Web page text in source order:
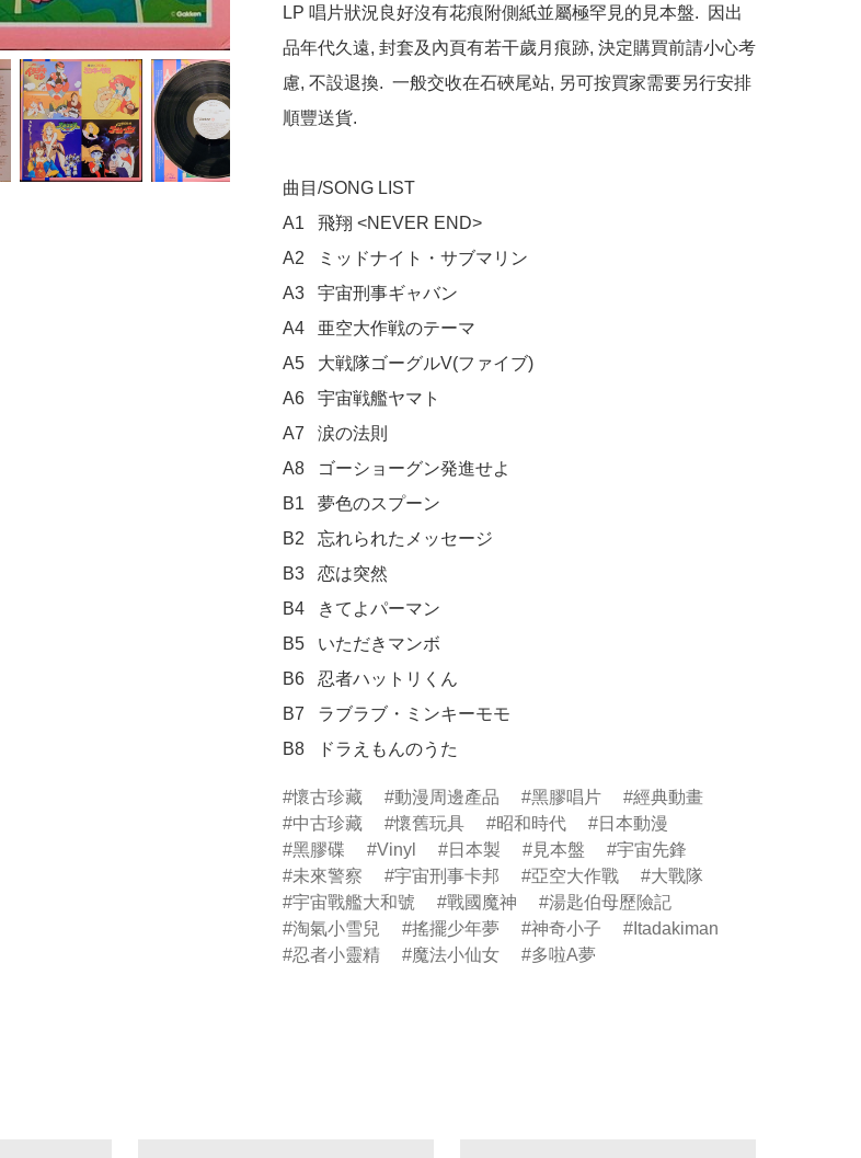
LP 唱片狀況良好沒有花痕附側紙並屬極罕見的見本盤.  因出
品年代久遠, 封套及內頁有若干歲月痕跡, 決定購買前請小心考
慮, 不設退換.  一般交收在石硤尾站, 另可按買家需要另行安排
順豐送貨.
曲目/SONG LIST
A1	飛翔 <NEVER END>
A2	ミッドナイト・サブマリン
A3	宇宙刑事ギャバン
A4	亜空大作戦のテーマ
A5	大戦隊ゴーグルV(ファイブ)
A6	宇宙戦艦ヤマト
A7	涙の法則
A8	ゴーショーグン発進せよ
B1	夢色のスプーン
B2	忘れられたメッセージ
B3	恋は突然
B4	きてよパーマン
B5	いただきマンボ
B6	忍者ハットリくん
B7	ラブラブ・ミンキーモモ
B8	ドラえもんのうた
懷古珍藏 動漫周邊產品 黑膠唱片
經典動畫
中古珍藏
懷舊玩具 昭和時代
日本動漫
黑膠碟
Vinyl 日本製 見本盤
宇宙先鋒
未來警察
宇宙刑事卡邦 亞空大作戰
大戰隊
宇宙戰艦大和號
戰國魔神
湯匙伯母歷險記
淘氣小雪兒
搖擺少年夢 神奇小子
Itadakiman
忍者小靈精
魔法小仙女 多啦A夢